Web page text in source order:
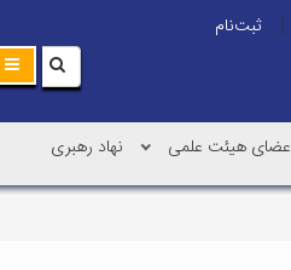
|
ثبت‌نام
هیئت علمی نهاد رهبری